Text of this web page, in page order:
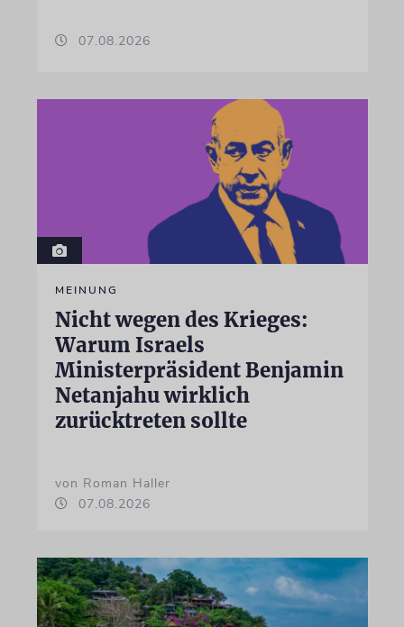
07.08.2026
MEINUNG
Nicht wegen des Krieges:
Warum Israels
Ministerpräsident Benjamin
Netanjahu wirklich
zurücktreten sollte
von Roman Haller
07.08.2026